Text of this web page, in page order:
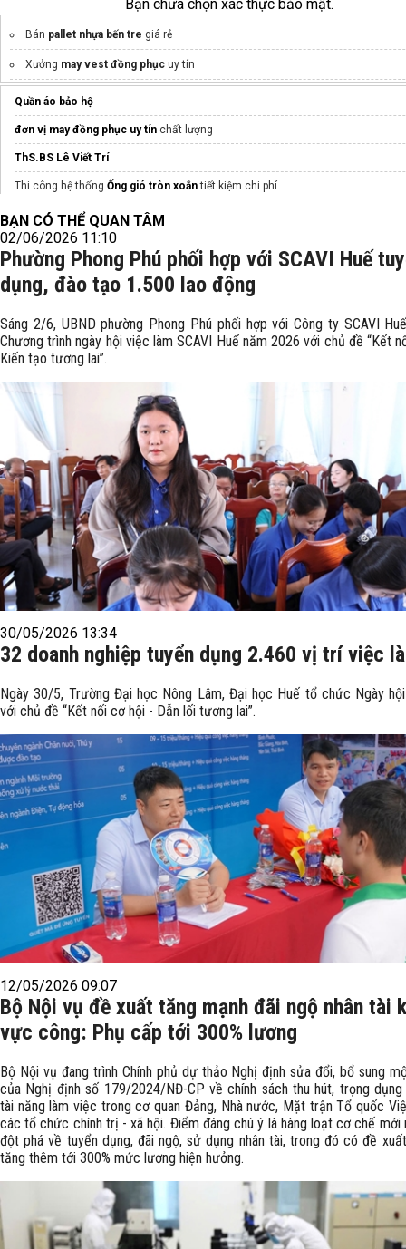
Bạn chưa chọn xác thực bảo mật.
Bán pallet nhựa bến tre giá rẻ
Xưởng may vest đồng phục uy tín
quatanghaianh.com.vn
May đồng phục buồng phòng​giá tốt
đồ bộ bé gái
Gợi ýquà tặng tết độc lạ
Đơn vị cung cấpdịch vụ seo website tổng thể
Quần áo bảo hộ
đơn vị may đồng phục uy tín chất lượng
ThS.BS Lê Viết Trí
Thi công hệ thống Ống gió tròn xoắntiết kiệm chi phí
Đặt mayao polo dong phucdoanh nghiệp
Mayđồng phục quán trà sữa
BẠN CÓ THỂ QUAN TÂM
02/06/2026 11:10
Phường Phong Phú phối hợp với SCAVI Huế
dụng, đào tạo 1.500 lao động
Sáng 2/6, UBND phường Phong Phú phối hợp với Công ty SCAVI
Chương trình ngày hội việc làm SCAVI Huế năm 2026 với chủ đề “Kết
Kiến tạo tương lai”.
30/05/2026 13:34
32 doanh nghiệp tuyển dụng 2.460 vị trí việc
Ngày 30/5, Trường Đại học Nông Lâm, Đại học Huế tổ chức Ngày
với chủ đề “Kết nối cơ hội - Dẫn lối tương lai”.
12/05/2026 09:07
Bộ Nội vụ đề xuất tăng mạnh đãi ngộ nhân tài
vực công: Phụ cấp tới 300% lương
Bộ Nội vụ đang trình Chính phủ dự thảo Nghị định sửa đổi, bổ sung
của Nghị định số 179/2024/NĐ-CP về chính sách thu hút, trọng
tài năng làm việc trong cơ quan Đảng, Nhà nước, Mặt trận Tổ quốc
các tổ chức chính trị - xã hội. Điểm đáng chú ý là hàng loạt cơ chế mới
đột phá về tuyển dụng, đãi ngộ, sử dụng nhân tài, trong đó có đề
tăng thêm tới 300% mức lương hiện hưởng.